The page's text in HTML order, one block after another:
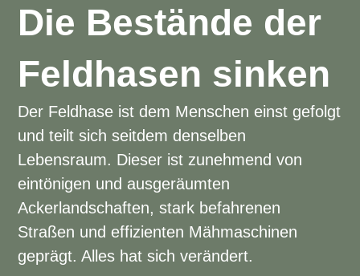
Die Bestände der
Feldhasen sinken
Der Feldhase ist dem Menschen einst gefolgt
und teilt sich seitdem denselben
Lebensraum. Dieser ist zunehmend von
eintönigen und ausgeräumten
Ackerlandschaften, stark befahrenen
Straßen und effizienten Mähmaschinen
geprägt. Alles hat sich verändert.